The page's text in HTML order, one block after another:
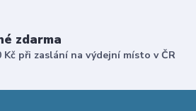
zdarma
Kč při zaslání na výdejní místo v ČR